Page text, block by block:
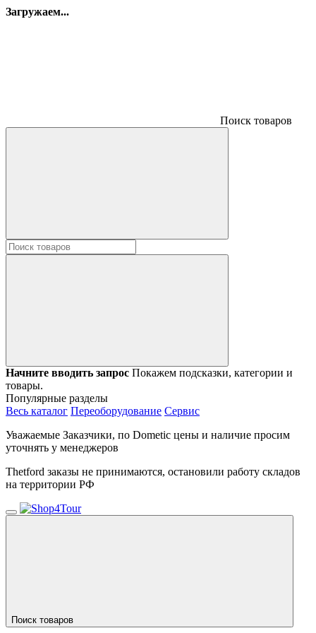
Загружаем...
Поиск товаров
Начните вводить запрос Покажем подсказки, категории и
товары.
Популярные разделы
Весь каталог Переоборудование Сервис
Уважаемые Заказчики, по Dometic цены и наличие просим
уточнять у менеджеров
Thetford заказы не принимаются, остановили работу складов
на территории РФ
Поиск товаров